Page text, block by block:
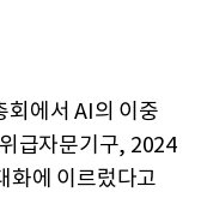
회에서 AI의 이중
급자문기구, 2024
화에 이르렀다고